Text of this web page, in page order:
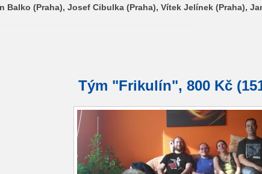
Balko (Praha), Josef Cibulka (Praha), Vítek Jelínek (Praha),
Tým "Frikulín", 800 Kč